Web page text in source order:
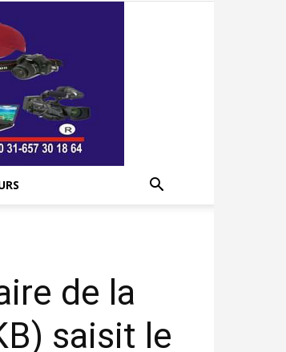
de la
saisit le